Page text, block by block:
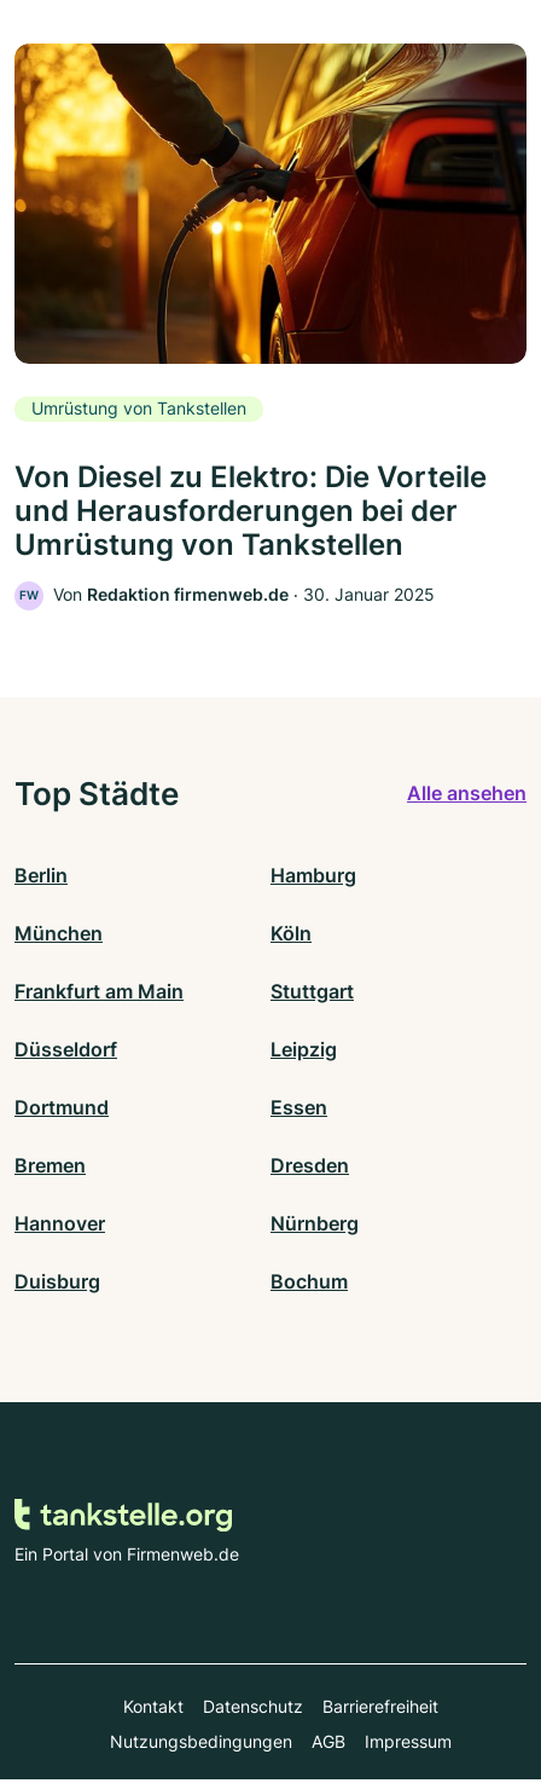
Umrüstung von Tankstellen
Von Diesel zu Elektro: Die Vorteile
und Herausforderungen bei der
Umrüstung von Tankstellen
FW Von Redaktion firmenweb.de ‧ 30. Januar 2025
Top Städte Alle ansehen
Berlin Hamburg
München Köln
Frankfurt am Main Stuttgart
Düsseldorf Leipzig
Dortmund Essen
Bremen Dresden
Hannover Nürnberg
Duisburg Bochum
Ein Portal von Firmenweb.de
Kontakt Datenschutz
Barrierefreiheit
Nutzungsbedingungen
AGB Impressum